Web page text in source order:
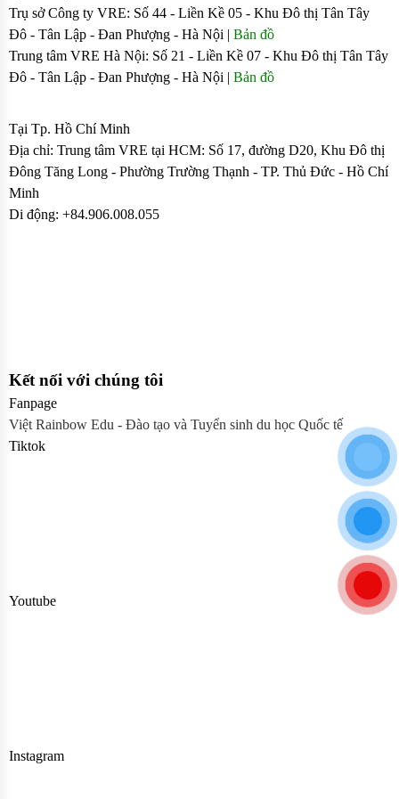
Trụ sở Công ty VRE: Số 44 - Liền Kề 05 - Khu Đô thị Tân Tây
Đô - Tân Lập - Đan Phượng - Hà Nội | Bản đồ
Trung tâm VRE Hà Nội: Số 21 - Liền Kề 07 - Khu Đô thị Tân Tây
Đô - Tân Lập - Đan Phượng - Hà Nội | Bản đồ
Tại Tp. Hồ Chí Minh
Địa chỉ: Trung tâm VRE tại HCM: Số 17, đường D20, Khu Đô thị
Đông Tăng Long - Phường Trường Thạnh - TP. Thủ Đức - Hồ Chí
Minh
Di động: +84.906.008.055
Kết nối với chúng tôi
Fanpage
Việt Rainbow Edu - Đào tạo và Tuyển sinh du học Quốc tế
Tiktok
Youtube
Instagram